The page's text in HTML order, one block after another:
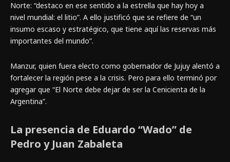
Norte: “destaco en ese sentido a la estrella que hay hoy a
nivel mundial: el litio”. A ello justificó que se refiere de “un
insumo escaso y estratégico, que tiene aquí las reservas más
importantes del mundo”.
Manzur, quien fuera electo como gobernador de Jujuy alentó a
fortalecer la región pese a la crisis. Pero para ello terminó por
agregar que “El Norte debe dejar de ser la Cenicienta de la
Argentina”.
La presencia de Eduardo “Wado” de
Pedro y Juan Zabaleta